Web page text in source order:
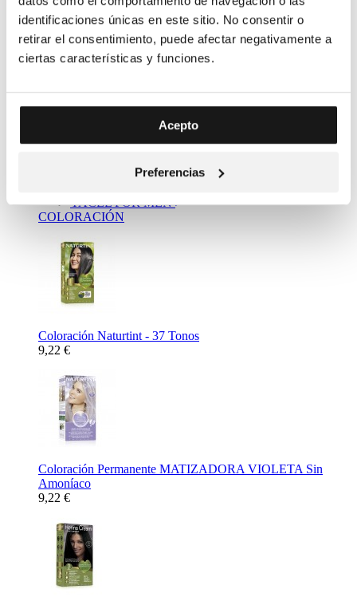
identificaciones únicas en este sitio. No consentir o
retirar el consentimiento, puede afectar negativamente a
ciertas características y funciones.
Acepto
Preferencias
11,20 €
NATURTINT
YACEL FOR MEN
COLORACIÓN
Coloración Naturtint - 37 Tonos
9,22 €
Coloración Permanente MATIZADORA VIOLETA Sin
Amoníaco
9,22 €